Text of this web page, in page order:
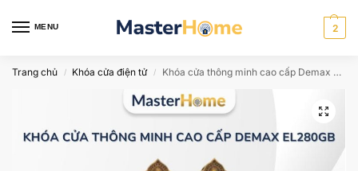
MENU 2
Trang chủ / Khóa cửa điện tử / Khóa cửa thông minh cao cấp Demax EL280GB